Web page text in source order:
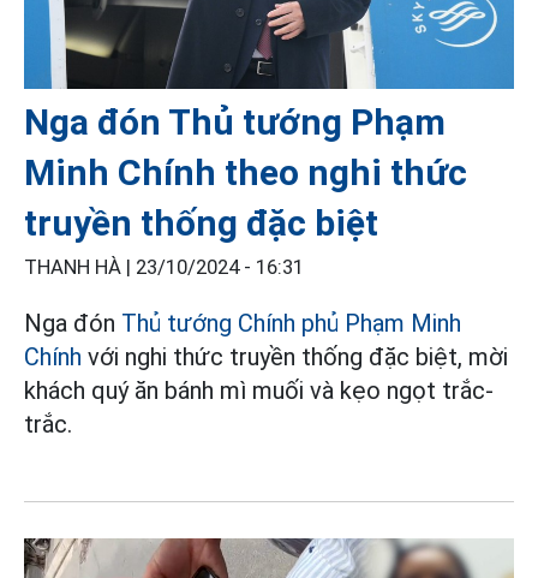
Nga đón Thủ tướng Phạm
Minh Chính theo nghi thức
truyền thống đặc biệt
THANH HÀ | 23/10/2024 - 16:31
Nga đón Thủ tướng Chính phủ Phạm Minh
Chính với nghi thức truyền thống đặc biệt, mời
khách quý ăn bánh mì muối và kẹo ngọt trắc-
trắc.